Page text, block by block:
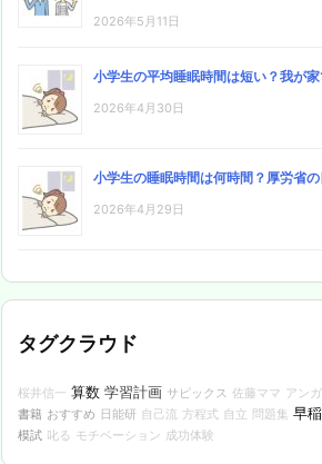
2026年5月11日
小学生の平均睡眠時間は短い？我が
2026年4月30日
小学生の睡眠時間は何時間？厚労省
2026年4月29日
タグクラウド
桜井信一 算数 学習計画 サピックス 佐藤ママ アン
書籍 おすすめ 日能研 自己流 方程式 自立 問題集 早
模試 叱る モチベーション 成功体験